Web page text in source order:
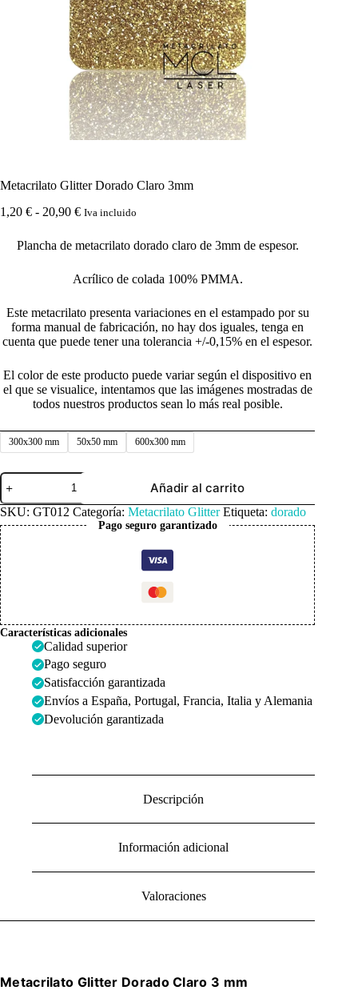
Metacrilato Glitter Dorado Claro 3mm
1,20 € - 20,90 €Rango
precios:
desde
hasta
Iva incluido
Plancha de metacrilato dorado claro de 3mm de espesor.
Acrílico de colada 100% PMMA.
Este metacrilato presenta variaciones en el estampado por su
forma manual de fabricación, no hay dos iguales, tenga en
cuenta que puede tener una tolerancia +/-0,15% en el espesor.
El color de este producto puede variar según el dispositivo en
el que se visualice, intentamos que las imágenes mostradas de
todos nuestros productos sean lo más real posible.
300x300 mm 50x50 mm 600x300 mm
Metacrilato
Glitter
Dorado
Claro
3mm
cantidad
Añadir al carrito
SKU: GT012 Categoría: Metacrilato Glitter Etiqueta: dorado
Pago seguro garantizado
Características adicionales
Calidad superior
Pago seguro
Satisfacción garantizada
Envíos a España, Portugal, Francia, Italia y Alemania
Devolución garantizada
Descripción
Información adicional
Valoraciones
Metacrilato Glitter Dorado Claro 3 mm